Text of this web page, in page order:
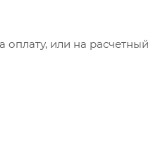
оплату, или на расчетный